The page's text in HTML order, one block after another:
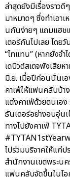
ล่าสุดยังมีเรื่องราว
มาหมาดๆ ซึ่งทำเอา
นกันง่ายๆ แถมแฮช
เตอร์กันไปเลย โดย
“ไทแทน” (หากยังจ
เดบิวต์สเตจพังเสีย
มิ.ย. เมื่อปีก่อนนั่นเ
คาเฟ่ให้แฟนคลับบ้า
แต่งคาเฟ่ด้วยตนเอ
ธันเดอร์อย่างอบอุ่น
ทางไปยังคาเฟ่
ไปร่วมบริจาคให้แก่ป
สำนักงานเขตพระน
แฟนคลับจัดขึ้นในโอ